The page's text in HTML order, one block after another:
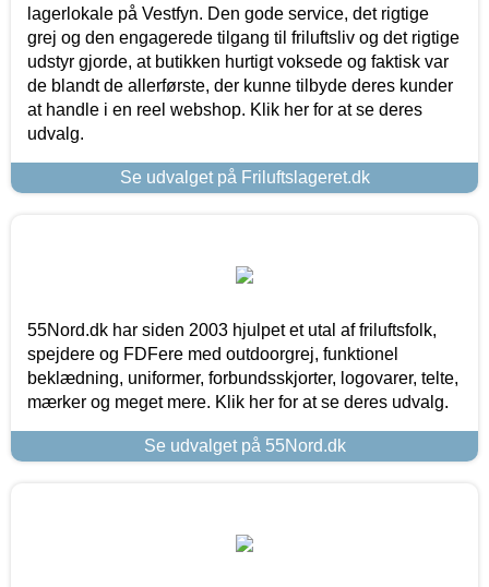
lagerlokale på Vestfyn. Den gode service, det rigtige
grej og den engagerede tilgang til friluftsliv og det rigtige
udstyr gjorde, at butikken hurtigt voksede og faktisk var
de blandt de allerførste, der kunne tilbyde deres kunder
at handle i en reel webshop. Klik her for at se deres
udvalg.
Se udvalget på Friluftslageret.dk
55Nord.dk har siden 2003 hjulpet et utal af friluftsfolk,
spejdere og FDFere med outdoorgrej, funktionel
beklædning, uniformer, forbundsskjorter, logovarer, telte,
mærker og meget mere. Klik her for at se deres udvalg.
Se udvalget på 55Nord.dk